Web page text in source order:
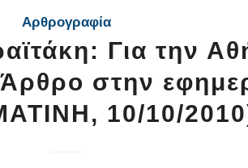
Αρθρογραφία
Για την
στην
10/10/